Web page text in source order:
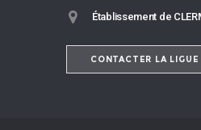
Établissement de
CONTACTER LA